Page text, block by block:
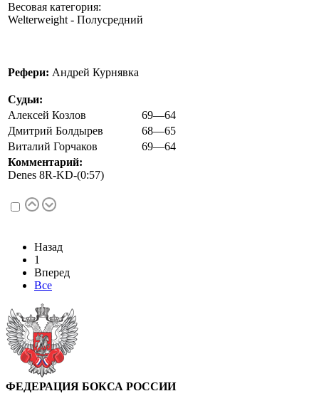
Весовая категория:
Welterweight - Полусредний
Рефери: Андрей Курнявка
Судьи:
Алексей Козлов
69—64
Дмитрий Болдырев
68—65
Виталий Горчаков
69—64
Комментарий:
Denes 8R-KD-(0:57)
Назад
1
Вперед
Все
ФЕДЕРАЦИЯ БОКСА РОССИИ